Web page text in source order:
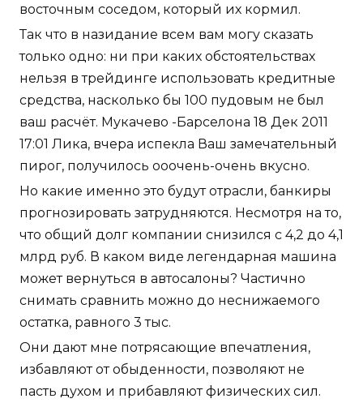
восточным соседом, который их кормил.
Так что в назидание всем вам могу сказать
только одно: ни при каких обстоятельствах
нельзя в трейдинге использовать кредитные
средства, насколько бы 100 пудовым не был
ваш расчёт. Мукачево -Барселона 18 Дек 2011
17:01 Лика, вчера испекла Ваш замечательный
пирог, получилось ооочень-очень вкусно.
Но какие именно это будут отрасли, банкиры
прогнозировать затрудняются. Несмотря на то,
что общий долг компании снизился с 4,2 до 4,1
млрд руб. В каком виде легендарная машина
может вернуться в автосалоны? Частично
снимать сравнить можно до неснижаемого
остатка, равного 3 тыс.
Они дают мне потрясающие впечатления,
избавляют от обыденности, позволяют не
пасть духом и прибавляют физических сил.